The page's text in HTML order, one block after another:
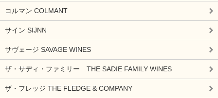
コルマン COLMANT
サイン SIJNN
サヴェージ SAVAGE WINES
ザ・サディ・ファミリー THE SADIE FAMILY WINES
ザ・フレッジ THE FLEDGE & COMPANY